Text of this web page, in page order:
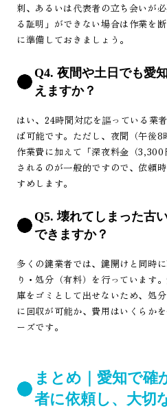
刺、あるいは代表者の立ち会いが
る証明」ができない場合は作業を
に準備しておきましょう。
Q4. 夜間や土日でも愛
えますか？
はい、24時間対応を謳っている業
ば可能です。ただし、夜間（午後
作業費に加えて「深夜料金（
されるのが一般的ですので、依頼
すめします。
Q5. 壊れてしまった古
できますか？
多くの鍵業者では、鍵開けと同時
り・処分（有料）を行っています
庫をゴミとして出せないため、処
に回収が可能か、費用はいくらか
ーズです。
まとめ｜愛知で確
者に依頼し、大切